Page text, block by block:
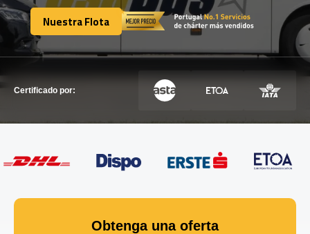
FLOTA
Nuestra Flota
Nuestra Flota
Certificado por:
Obtenga una oferta